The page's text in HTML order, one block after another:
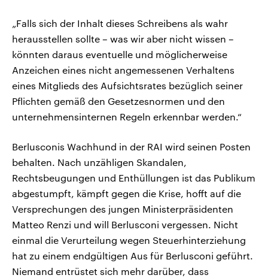
„Falls sich der Inhalt dieses Schreibens als wahr
herausstellen sollte – was wir aber nicht wissen –
könnten daraus eventuelle und möglicherweise
Anzeichen eines nicht angemessenen Verhaltens
eines Mitglieds des Aufsichtsrates bezüglich seiner
Pflichten gemäß den Gesetzesnormen und den
unternehmensinternen Regeln erkennbar werden.“
Berlusconis Wachhund in der RAI wird seinen Posten
behalten. Nach unzähligen Skandalen,
Rechtsbeugungen und Enthüllungen ist das Publikum
abgestumpft, kämpft gegen die Krise, hofft auf die
Versprechungen des jungen Ministerpräsidenten
Matteo Renzi und will Berlusconi vergessen. Nicht
einmal die Verurteilung wegen Steuerhinterziehung
hat zu einem endgültigen Aus für Berlusconi geführt.
Niemand entrüstet sich mehr darüber, dass